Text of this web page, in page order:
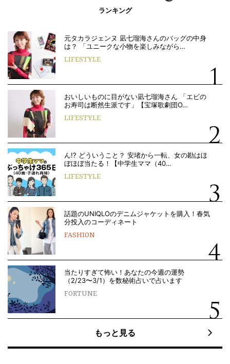
ランキング
元タカラジェンヌ 凪七瑠海さんのバッグの中身
は？ 「ユニークな小物を楽しみながら…
LIFESTYLE
おいしいものに目がない凪七瑠海さん 「エビの
お寿司は断然生派です」【宝塚歌劇団O…
LIFESTYLE
ん!? どういうこと？ 安堵から一転、女の勘はほ
ぼほぼ当たる！【中学生ママ（40…
LIFESTYLE
話題のUNIQLOのデニムジャケットを購入！春気
分投入のコーディネート
FASHION
当たりすぎて怖い！あなたの今週の運勢
（2/23〜3/1）を数秘術占いで占います
FORTUNE
もっと見る